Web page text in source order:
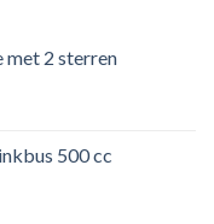
met 2 sterren
500 cc